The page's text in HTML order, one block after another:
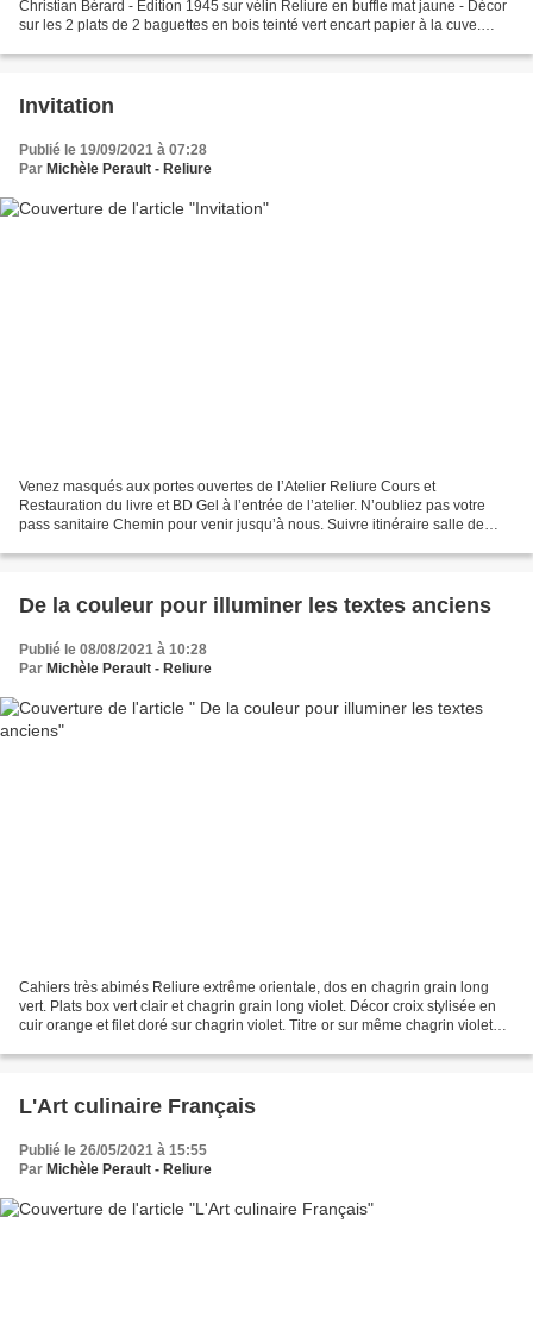
Christian Bérard - Edition 1945 sur vélin Reliure en buffle mat jaune - Décor
sur les 2 plats de 2 baguettes en bois teinté vert encart papier à la cuve.
Invitation
Publié le 19/09/2021 à 07:28
Par Michèle Perault - Reliure
Venez masqués aux portes ouvertes de l’Atelier Reliure Cours et
Restauration du livre et BD Gel à l’entrée de l’atelier. N’oubliez pas votre
pass sanitaire Chemin pour venir jusqu’à nous. Suivre itinéraire salle de
De la couleur pour illuminer les textes anciens
Publié le 08/08/2021 à 10:28
Par Michèle Perault - Reliure
Cahiers très abimés Reliure extrême orientale, dos en chagrin grain long
vert. Plats box vert clair et chagrin grain long violet. Décor croix stylisée en
cuir orange et filet doré sur chagrin violet. Titre or sur même chagrin violet
L'Art culinaire Français
Publié le 26/05/2021 à 15:55
Par Michèle Perault - Reliure